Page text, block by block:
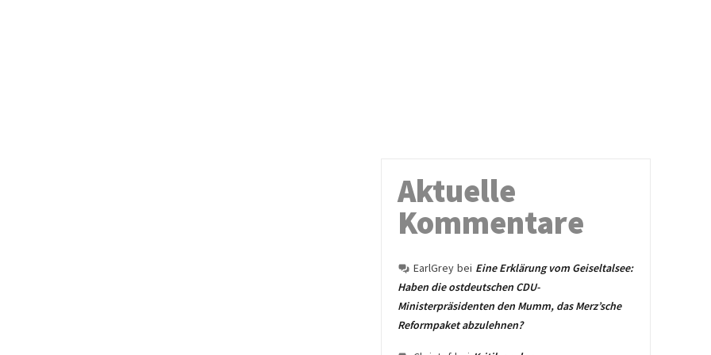
Aktuelle
Kommentare
EarlGrey bei Eine Erklärung vom Geiseltalsee:
Haben die ostdeutschen CDU-
Ministerpräsidenten den Mumm, das Merz’sche
Reformpaket abzulehnen?